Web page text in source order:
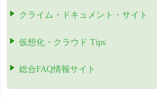
クライム・ドキュメント・サイト
仮想化・クラウド Tips
総合FAQ情報サイト